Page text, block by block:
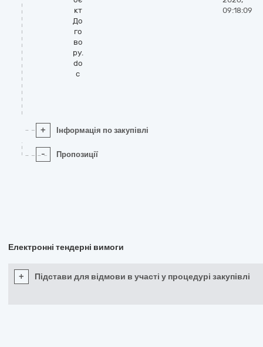
кт
До
го
во
ру.
do
c
09:18:09
+ Інформація по закупівлі
- Пропозиції
Електронні тендерні вимоги
+ Підстави для відмови в участі у процедурі закупівлі